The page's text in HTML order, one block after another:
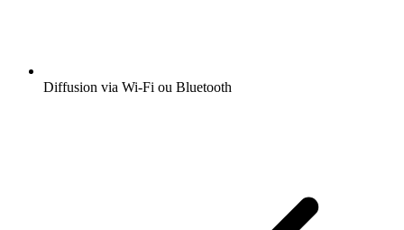
Diffusion via Wi-Fi ou Bluetooth